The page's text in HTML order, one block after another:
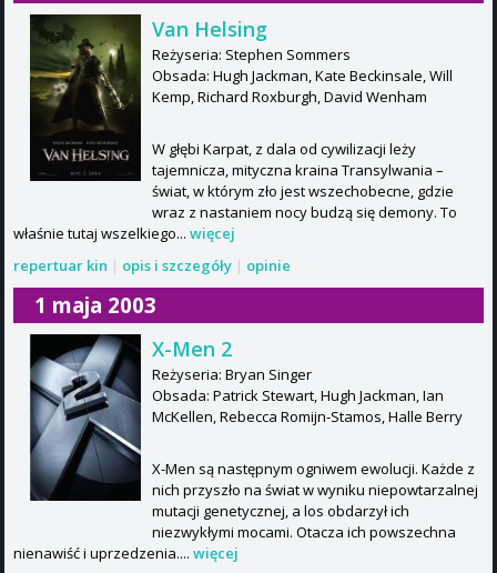
Van Helsing
Reżyseria: Stephen Sommers
Obsada: Hugh Jackman, Kate Beckinsale, Will
Kemp, Richard Roxburgh, David Wenham
W głębi Karpat, z dala od cywilizacji leży
tajemnicza, mityczna kraina Transylwania –
świat, w którym zło jest wszechobecne, gdzie
wraz z nastaniem nocy budzą się demony. To
właśnie tutaj wszelkiego... więcej
repertuar kin | opis i szczegóły | opinie
1 maja 2003
X-Men 2
Reżyseria: Bryan Singer
Obsada: Patrick Stewart, Hugh Jackman, Ian
McKellen, Rebecca Romijn-Stamos, Halle Berry
X-Men są następnym ogniwem ewolucji. Każde z
nich przyszło na świat w wyniku niepowtarzalnej
mutacji genetycznej, a los obdarzył ich
niezwykłymi mocami. Otacza ich powszechna
nienawiść i uprzedzenia.... więcej